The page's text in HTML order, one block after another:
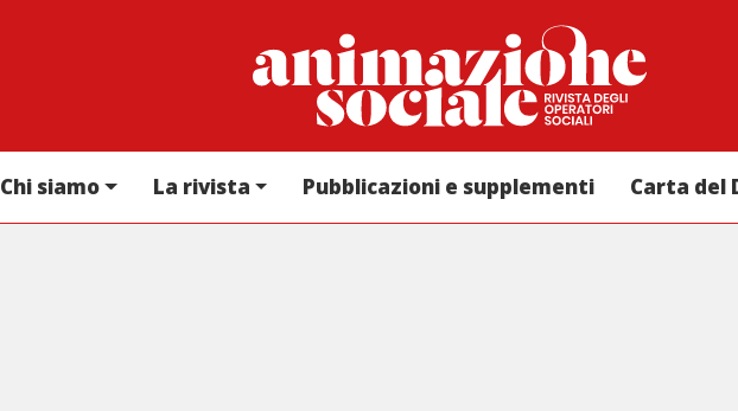
Chi siamo La rivista Pubblicazioni e supplementi Carta del